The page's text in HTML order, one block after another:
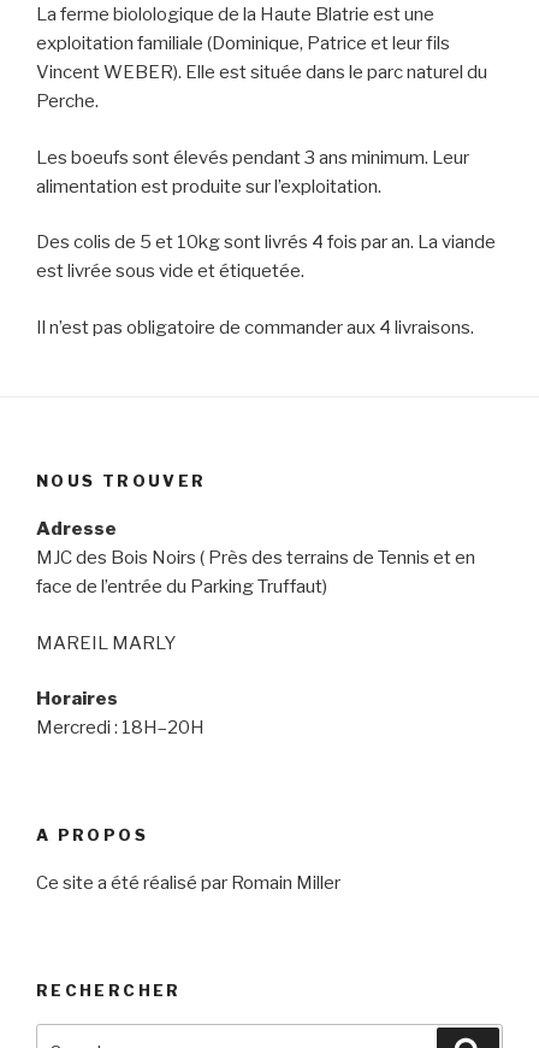
La ferme biolologique de la Haute Blatrie est une
exploitation familiale (Dominique, Patrice et leur fils
Vincent WEBER). Elle est située dans le parc naturel du
Perche.
Les boeufs sont élevés pendant 3 ans minimum. Leur
alimentation est produite sur l’exploitation.
Des colis de 5 et 10kg sont livrés 4 fois par an. La viande
est livrée sous vide et étiquetée.
Il n’est pas obligatoire de commander aux 4 livraisons.
NOUS TROUVER
Adresse
MJC des Bois Noirs ( Près des terrains de Tennis et en
face de l’entrée du Parking Truffaut)
MAREIL MARLY
Horaires
Mercredi : 18H–20H
A PROPOS
Ce site a été réalisé par Romain Miller
RECHERCHER